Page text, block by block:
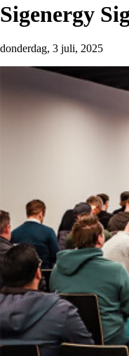
Sigenergy
donderdag, 3 juli, 2025